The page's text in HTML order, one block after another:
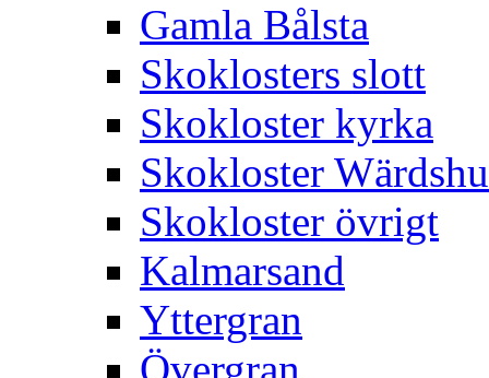
Gamla Bålsta
Skoklosters slott
Skokloster kyrka
Skokloster
Skokloster övrigt
Kalmarsand
Yttergran